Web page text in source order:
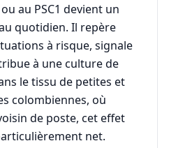
au PSC1 devient un
quotidien. Il repère
à risque, signale
à une culture de
le tissu de petites et
colombiennes, où
de poste, cet effet
net.